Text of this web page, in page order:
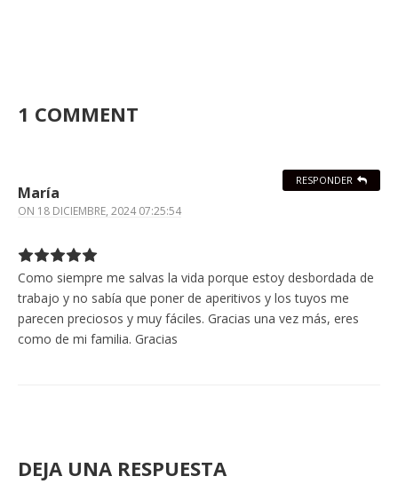
1 COMMENT
María
ON 18 DICIEMBRE, 2024 07:25:54
Como siempre me salvas la vida porque estoy desbordada de
trabajo y no sabía que poner de aperitivos y los tuyos me
parecen preciosos y muy fáciles. Gracias una vez más, eres
como de mi familia. Gracias
RESPONDER
DEJA UNA RESPUESTA